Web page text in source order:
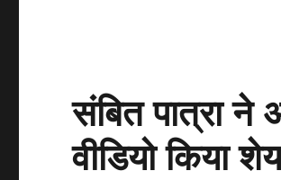
संबित पात्रा ने
वीडियो किया